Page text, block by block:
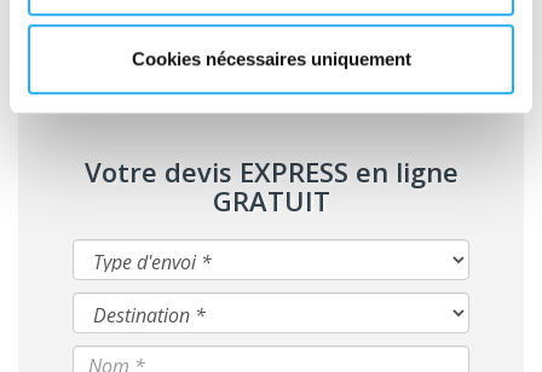
Cookies nécessaires uniquement
Votre devis EXPRESS en ligne
GRATUIT